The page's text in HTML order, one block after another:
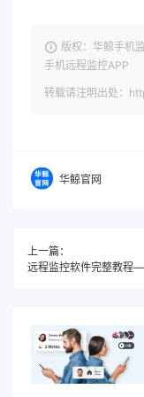
版权：华鲸手机
手机远程监控APP
转载请注明出处：
华鲸官网
上一篇：